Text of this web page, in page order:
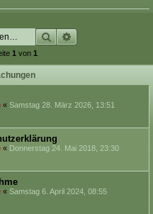
SucheErweiterte Suche
1 von 1
« Samstag 28. März 2026, 13:51
« Donnerstag 24. Mai 2018, 23:30
« Samstag 6. April 2024, 08:55